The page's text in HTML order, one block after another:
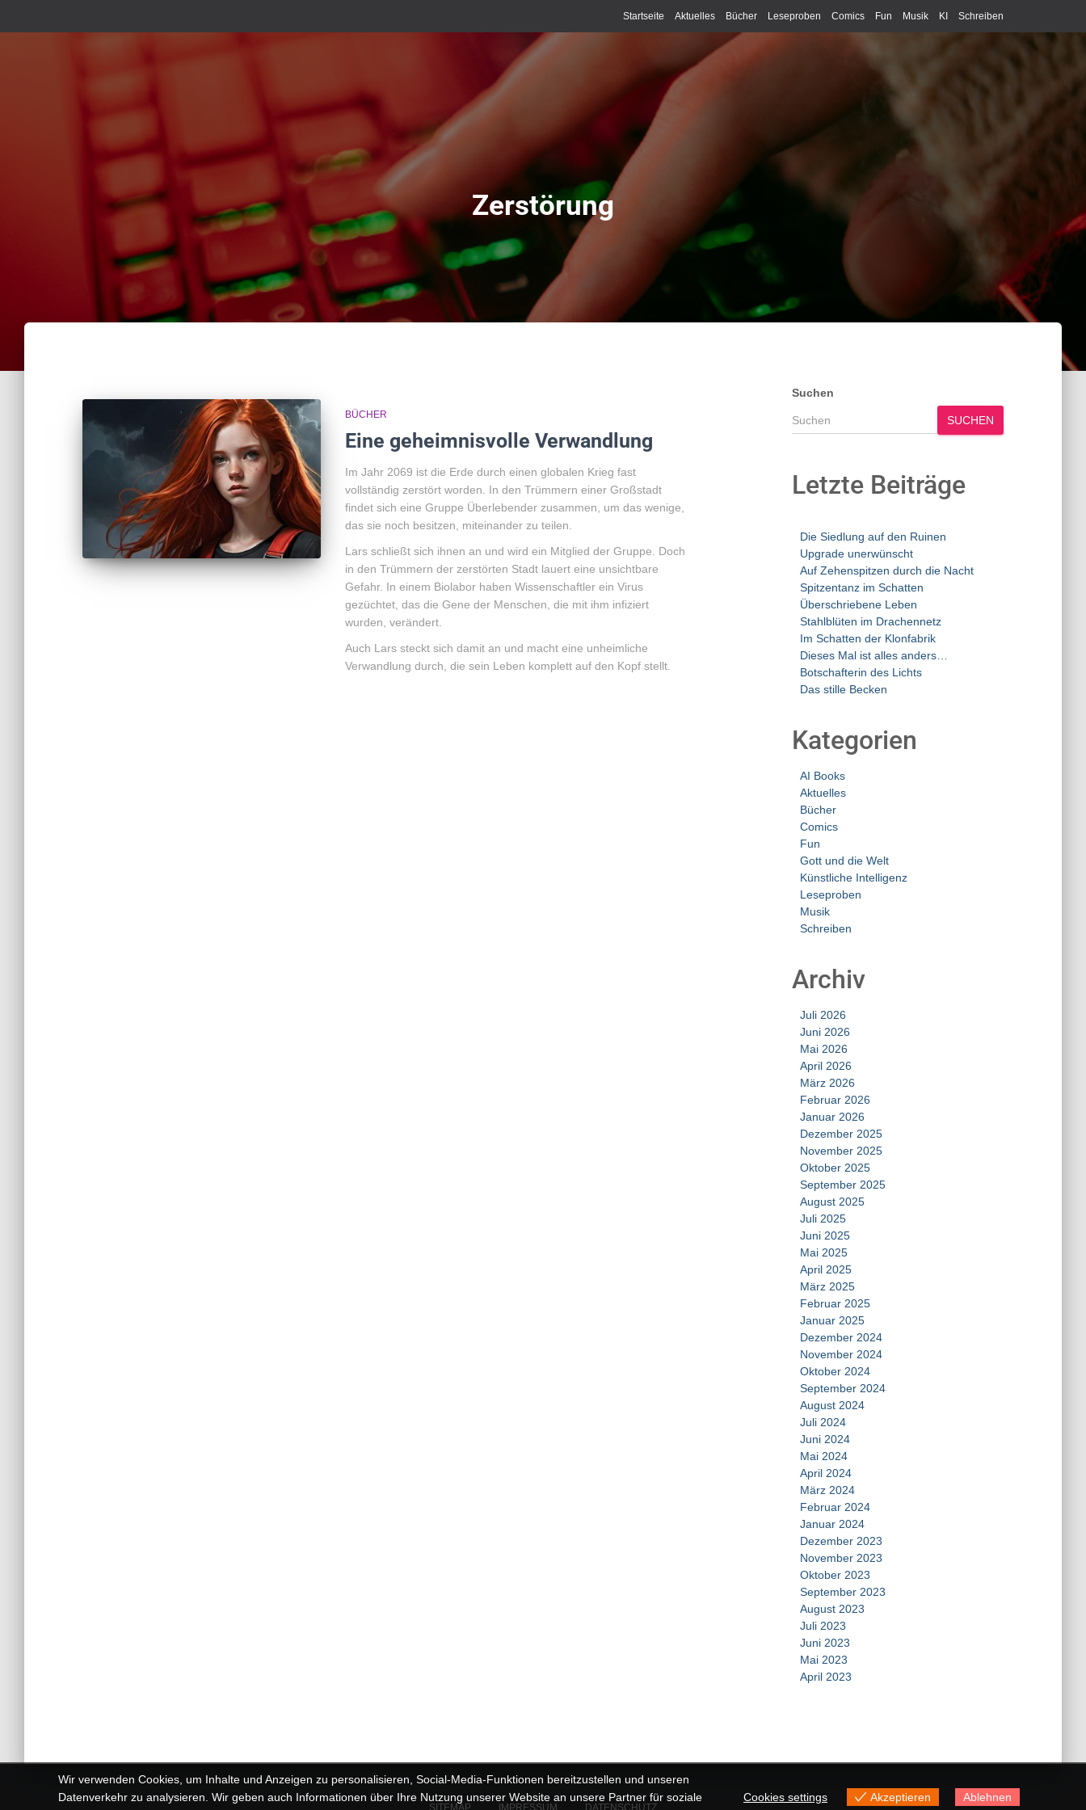
Startseite Aktuelles Bücher Leseproben Comics Fun Musik KI Schreiben
Zerstörung
BÜCHER
Eine geheimnisvolle Verwandlung
Im Jahr 2069 ist die Erde durch einen globalen Krieg fast
vollständig zerstört worden. In den Trümmern einer Großstadt
findet sich eine Gruppe Überlebender zusammen, um das wenige,
das sie noch besitzen, miteinander zu teilen.
Lars schließt sich ihnen an und wird ein Mitglied der Gruppe. Doch
in den Trümmern der zerstörten Stadt lauert eine unsichtbare
Gefahr. In einem Biolabor haben Wissenschaftler ein Virus
gezüchtet, das die Gene der Menschen, die mit ihm infiziert
wurden, verändert.
Auch Lars steckt sich damit an und macht eine unheimliche
Verwandlung durch, die sein Leben komplett auf den Kopf stellt.
Suchen
SUCHEN
Letzte Beiträge
Die Siedlung auf den Ruinen
Upgrade unerwünscht
Auf Zehenspitzen durch die Nacht
Spitzentanz im Schatten
Überschriebene Leben
Stahlblüten im Drachennetz
Im Schatten der Klonfabrik
Dieses Mal ist alles anders…
Botschafterin des Lichts
Das stille Becken
Kategorien
AI Books
Aktuelles
Bücher
Comics
Fun
Gott und die Welt
Künstliche Intelligenz
Leseproben
Musik
Schreiben
Archiv
Juli 2026
Juni 2026
Mai 2026
April 2026
März 2026
Februar 2026
Januar 2026
Dezember 2025
November 2025
Oktober 2025
September 2025
August 2025
Juli 2025
Juni 2025
Mai 2025
April 2025
März 2025
Februar 2025
Januar 2025
Dezember 2024
November 2024
Oktober 2024
September 2024
August 2024
Juli 2024
Juni 2024
Mai 2024
April 2024
März 2024
Februar 2024
Januar 2024
Dezember 2023
November 2023
Oktober 2023
September 2023
August 2023
Juli 2023
Juni 2023
Mai 2023
April 2023
SITEMAP IMPRESSUM DATENSCHUTZ
Wir verwenden Cookies, um Inhalte und Anzeigen zu personalisieren, Social-Media-Funktionen bereitzustellen und unseren
Datenverkehr zu analysieren. Wir geben auch Informationen über Ihre Nutzung unserer Website an unsere Partner für soziale
Cookies settings Akzeptieren Ablehnen